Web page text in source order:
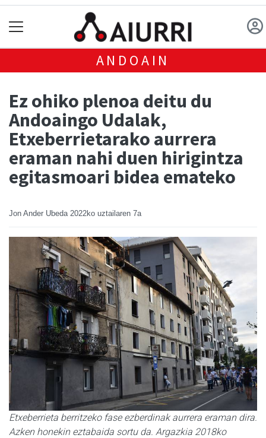
ANDOAIN
Ez ohiko plenoa deitu du
Andoaingo Udalak,
Etxeberrietarako aurrera
eraman nahi duen hirigintza
egitasmoari bidea emateko
Jon Ander Ubeda 2022ko uztailaren 7a
Etxeberrieta berritzeko fase ezberdinak aurrera eraman dira.
Azken honekin eztabaida sortu da. Argazkia 2018ko